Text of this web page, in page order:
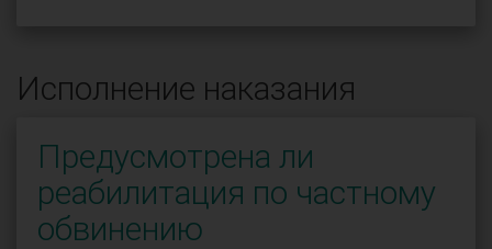
Исполнение наказания
Предусмотрена ли
реабилитация по частному
обвинению